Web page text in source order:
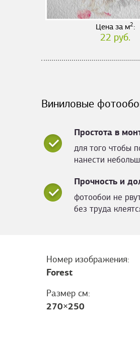
Цена за м2:
22 руб.
Виниловые
Простота в
для того чтобы
нанести
Прочность и
фотообои не
без труда
Номер изображения:
Forest
Размер см:
270×250